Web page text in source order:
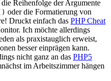
Reihenfolge der Argumente
oder die Formatierung von
Druckt einfach das PHP Cheat
Ich möchte allerdings
als praxistauglich erweist,
besser einprägen kann.
nicht ganz an das PHP5
im Arbeitszimmer hängen